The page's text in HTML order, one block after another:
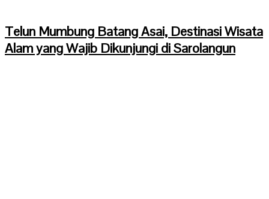
Telun Mumbung Batang Asai, Destinasi Wisata
Alam yang Wajib Dikunjungi di Sarolangun